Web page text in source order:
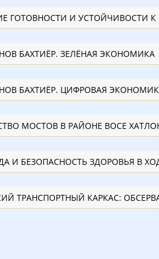
БАХТИЁР. ЗЕЛЁНАЯ ЭКОНОМИКА
БАХТИЁР. ЦИФРОВАЯ
ТРАНСПОРТНЫЙ КАРКАС: